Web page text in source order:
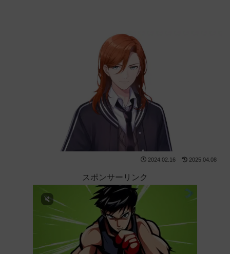
2024.02.16 2025.04.08
スポンサーリンク